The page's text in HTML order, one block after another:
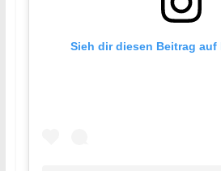
Sieh dir diesen Beitrag auf